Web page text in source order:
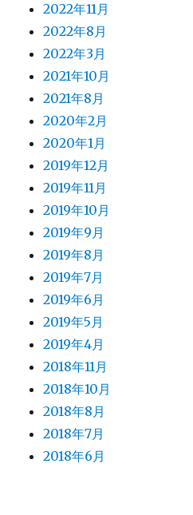
2022年11月
2022年8月
2022年3月
2021年10月
2021年8月
2020年2月
2020年1月
2019年12月
2019年11月
2019年10月
2019年9月
2019年8月
2019年7月
2019年6月
2019年5月
2019年4月
2018年11月
2018年10月
2018年8月
2018年7月
2018年6月